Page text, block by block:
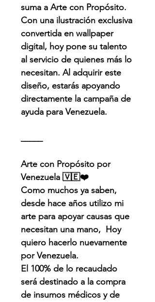
suma a Arte con Propósito.
Con una ilustración exclusiva
convertida en wallpaper
digital, hoy pone su talento
al servicio de quienes más lo
necesitan. Al adquirir este
diseño, estarás apoyando
directamente la campaña de
ayuda para Venezuela.
Arte con Propósito por
Venezuela 🇻🇪❤️
Como muchos ya saben,
desde hace años utilizo mi
arte para apoyar causas que
necesitan una mano, Hoy
quiero hacerlo nuevamente
por Venezuela.
El 100% de lo recaudado
será destinado a la compra
de insumos médicos y de